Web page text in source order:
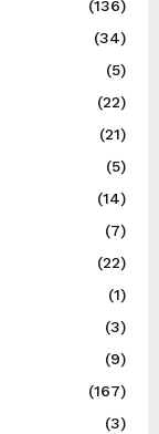
(136)
(34)
(5)
(22)
(21)
(5)
(14)
(7)
(22)
(1)
(3)
(9)
(167)
(3)